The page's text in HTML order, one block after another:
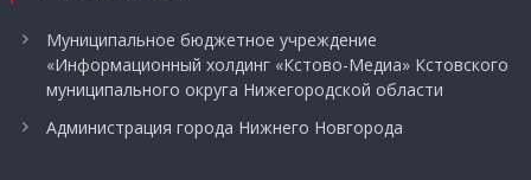
Муниципальное бюджетное учреждение
«Информационный холдинг «Кстово-Медиа» Кстовского
муниципального округа Нижегородской области
Администрация города Нижнего Новгорода